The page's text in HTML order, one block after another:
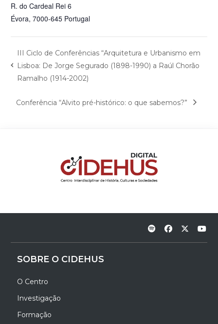
R. do Cardeal Rei 6
Évora, 7000-645 Portugal
III Ciclo de Conferências “Arquitetura e Urbanismo em
Lisboa: De Jorge Segurado (1898-1990) a Raúl Chorão
Ramalho (1914-2002)
Conferência “Alvito pré-histórico: o que sabemos?”
SOBRE O CIDEHUS
O Centro
Investigação
Formação